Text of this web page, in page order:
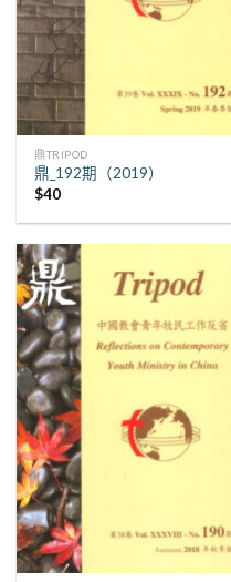
鼎TRIPOD
鼎_192期（2019）
$40